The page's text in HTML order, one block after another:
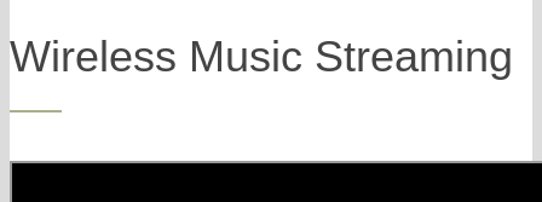
Wireless Music Streaming